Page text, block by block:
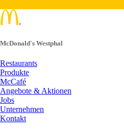
McDonald's Westphal
Restaurants
Produkte
McCafé
Angebote & Aktionen
Jobs
Unternehmen
Kontakt